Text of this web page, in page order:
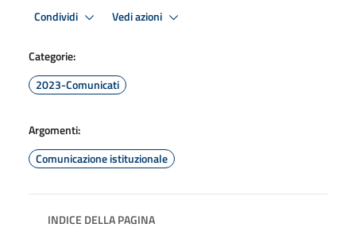
Condividi Vedi azioni
Categorie:
2023-Comunicati
Argomenti:
Comunicazione istituzionale
INDICE DELLA PAGINA